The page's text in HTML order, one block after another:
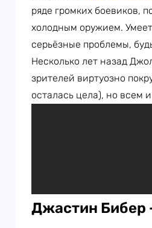
ряде громких боевиков,
холодным оружием.
серьёзные проблемы,
Несколько лет назад
зрителей виртуозно
осталась цела), но всем
Джастин Бибер